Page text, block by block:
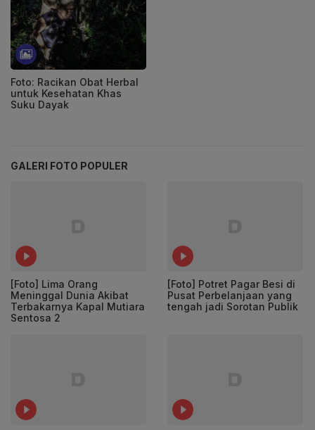
Foto: Racikan Obat Herbal
untuk Kesehatan Khas
Suku Dayak
GALERI FOTO POPULER
[Foto] Lima Orang
Meninggal Dunia Akibat
Terbakarnya Kapal Mutiara
Sentosa 2
[Foto] Potret Pagar Besi di
Pusat Perbelanjaan yang
tengah jadi Sorotan Publik